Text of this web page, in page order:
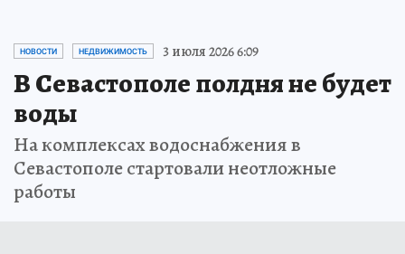
НОВОСТИ НЕДВИЖИМОСТЬ 3 июля 2026 6:09
В Севастополе полдня не будет
воды
На комплексах водоснабжения в
Севастополе стартовали неотложные
работы